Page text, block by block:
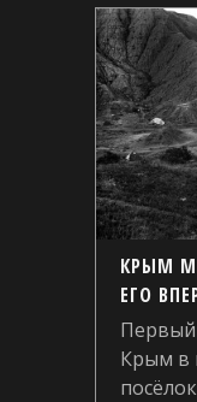
КРЫМ
ЕГО
Первый
Крым в